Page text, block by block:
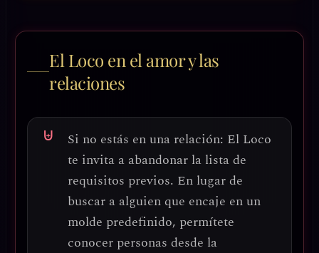
El Loco en el amor y las
relaciones
Si no estás en una relación: El Loco
te invita a abandonar la lista de
requisitos previos. En lugar de
buscar a alguien que encaje en un
molde predefinido, permítete
conocer personas desde la